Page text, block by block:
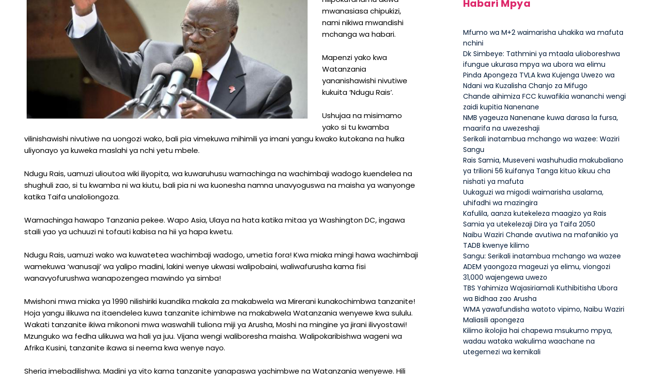
mwanasiasa chipukizi,
nami nikiwa mwandishi
mchanga wa habari.
Mapenzi yako kwa
Watanzania
yananishawishi nivutiwe
kukuita ‘Ndugu Rais’.
Ushujaa na misimamo
yako si tu kwamba
vilinishawishi nivutiwe na uongozi wako, bali pia vimekuwa mihimili ya imani yangu kwako kutokana na hulka
uliyonayo ya kuweka maslahi ya nchi yetu mbele.
Ndugu Rais, uamuzi ulioutoa wiki iliyopita, wa kuwaruhusu wamachinga na wachimbaji wadogo kuendelea na
shughuli zao, si tu kwamba ni wa kiutu, bali pia ni wa kuonesha namna unavyoguswa na maisha ya wanyonge
katika Taifa unaloliongoza.
Wamachinga hawapo Tanzania pekee. Wapo Asia, Ulaya na hata katika mitaa ya Washington DC, ingawa
staili yao ya uchuuzi ni tofauti kabisa na hii ya hapa kwetu.
Ndugu Rais, uamuzi wako wa kuwatetea wachimbaji wadogo, umetia fora! Kwa miaka mingi hawa wachimbaji
wamekuwa ‘wanusaji’ wa yalipo madini, lakini wenye ukwasi walipobaini, waliwafurusha kama fisi
wanavyofurushwa wanapozengea mawindo ya simba!
Mwishoni mwa miaka ya 1990 nilishiriki kuandika makala za makabwela wa Mirerani kunakochimbwa tanzanite!
Hoja yangu ilikuwa na itaendelea kuwa tanzanite ichimbwe na makabwela Watanzania wenyewe kwa sululu.
Wakati tanzanite ikiwa mikononi mwa waswahili tuliona miji ya Arusha, Moshi na mingine ya jirani ilivyostawi!
Mzunguko wa fedha ulikuwa wa hali ya juu. Vijana wengi waliboresha maisha. Walipokaribishwa wageni wa
Afrika Kusini, tanzanite ikawa si neema kwa wenye nayo.
Sheria imebadilishwa. Madini ya vito kama tanzanite yanapaswa yachimbwe na Watanzania wenyewe. Hili
Habari Mpya
Mfumo wa M+2 waimarisha uhakika wa mafuta
nchini
Dk Simbeye: Tathmini ya mtaala ulioboreshwa
ifungue ukurasa mpya wa ubora wa elimu
Pinda Apongeza TVLA kwa Kujenga Uwezo wa
Ndani wa Kuzalisha Chanjo za Mifugo
Chande aihimiza FCC kuwafikia wananchi wengi
zaidi kupitia Nanenane
NMB yageuza Nanenane kuwa darasa la fursa,
maarifa na uwezeshaji
Serikali inatambua mchango wa wazee: Waziri
Sangu
Rais Samia, Museveni washuhudia makubaliano
ya trilioni 56 kuifanya Tanga kituo kikuu cha
nishati ya mafuta
Uukaguzi wa migodi waimarisha usalama,
uhifadhi wa mazingira
Kafulila, aanza kutekeleza maagizo ya Rais
Samia ya utekelezaji Dira ya Taifa 2050
Naibu Waziri Chande avutiwa na mafanikio ya
TADB kwenye kilimo
Sangu: Serikali inatambua mchango wa wazee
ADEM yaongoza mageuzi ya elimu, viongozi
31,000 wajengewa uwezo
TBS Yahimiza Wajasiriamali Kuthibitisha Ubora
wa Bidhaa zao Arusha
WMA yawafundisha watoto vipimo, Naibu Waziri
Maliasili apongeza
Kilimo ikolojia hai chapewa msukumo mpya,
wadau wataka wakulima waachane na
utegemezi wa kemikali